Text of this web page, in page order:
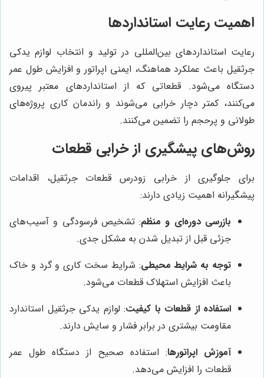
اهمیت رعایت استانداردها
رعایت استانداردهای بین‌المللی در تولید و انتخاب لوازم یدکی
جرثقیل باعث عملکرد هماهنگ، ایمنی اپراتور و افزایش طول عمر
دستگاه می‌شود. قطعاتی که از استانداردهای معتبر پیروی
می‌کنند، کمتر دچار خرابی می‌شوند و راندمان کاری پروژه‌های
طولانی و پرحجم را تضمین می‌کنند.
روش‌های پیشگیری از خرابی قطعات
برای جلوگیری از خرابی زودرس قطعات جرثقیل، اقدامات
پیشگیرانه اهمیت زیادی دارند:
بازرسی دوره‌ای و منظم: تشخیص فرسودگی و آسیب‌های
جزئی قبل از تبدیل شدن به مشکل جدی.
توجه به شرایط محیطی: شرایط سخت کاری و گرد و خاک
باعث افزایش استهلاک قطعات می‌شود.
استفاده از قطعات با کیفیت: لوازم یدکی جرثقیل استاندارد
مقاومت بیشتری در برابر فشار و سایش دارند.
آموزش اپراتورها: استفاده صحیح از دستگاه طول عمر
قطعات را افزایش می‌دهد.